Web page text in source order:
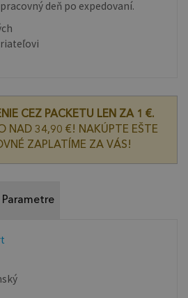
deň po expedovaní.
CEZ PACKETU LEN ZA 1 €.
NAD 34,90 €! NAKÚPTE EŠTE
ZAPLATÍME ZA VÁS!
Parametre